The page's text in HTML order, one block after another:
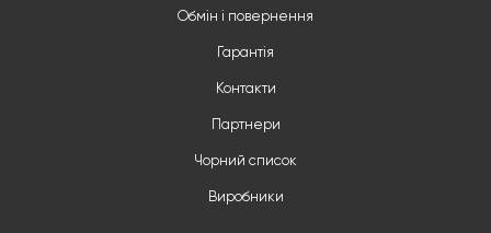
Обмін і повернення
Гарантія
Контакти
Партнери
Чорний список
Виробники